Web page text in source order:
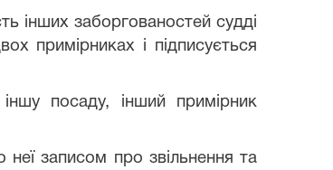
інших заборгованостей судді
примірниках і підписується
посаду, інший примірник
записом про звільнення та